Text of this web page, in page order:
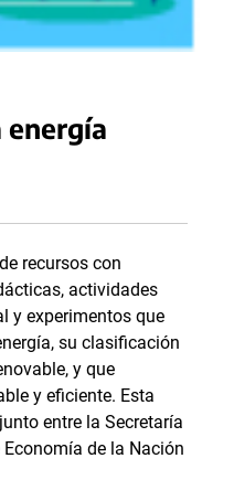
energía
recursos con
actividades
y experimentos que
su clasificación
y que
y eficiente. Esta
entre la Secretaría
de la Nación